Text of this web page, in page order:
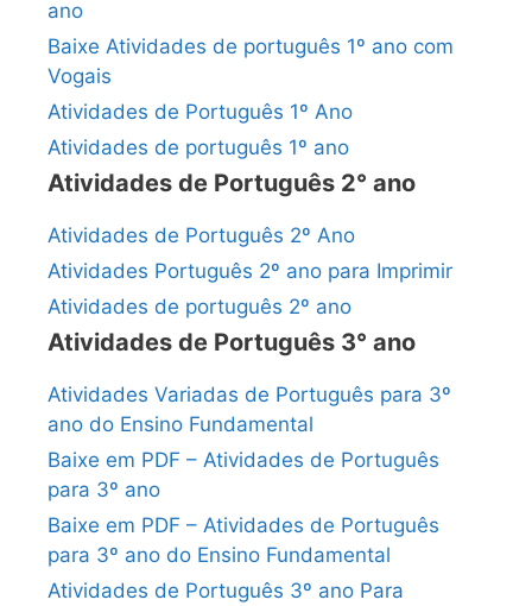
ano
Baixe Atividades de português 1º ano com
Vogais
Atividades de Português 1º Ano
Atividades de português 1º ano
Atividades de Português 2° ano
Atividades de Português 2º Ano
Atividades Português 2º ano para Imprimir
Atividades de português 2º ano
Atividades de Português 3° ano
Atividades Variadas de Português para 3º
ano do Ensino Fundamental
Baixe em PDF – Atividades de Português
para 3º ano
Baixe em PDF – Atividades de Português
para 3º ano do Ensino Fundamental
Atividades de Português 3º ano Para